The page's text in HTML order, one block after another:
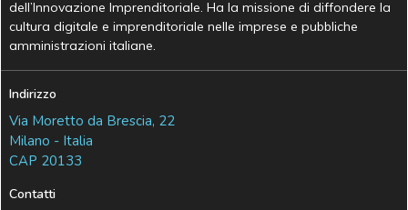
dell’Innovazione Imprenditoriale. Ha la missione di diffondere la
cultura digitale e imprenditoriale nelle imprese e pubbliche
amministrazioni italiane.
Indirizzo
Via Moretto da Brescia, 22
Milano - Italia
CAP 20133
Contatti